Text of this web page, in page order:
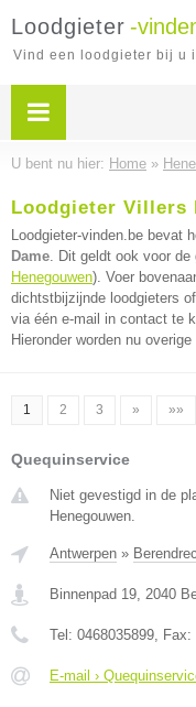
Loodgieter -
Vind een loodgieter bij u
U bent nu hier: Home »
Loodgieter Villers
Loodgieter-vinden.be bevat
Dame. Dit geldt ook voor de
Henegouwen). Voer
dichtstbijzijnde loodgieters
via één e-mail in contact te
Hieronder worden nu
1 2 3 » »»
Quequinservice
Niet gevestigd in de
Henegouwen.
Antwerpen »
Binnenpad 19, 2040
Tel: 0468035899, Fax:
E-mail ›